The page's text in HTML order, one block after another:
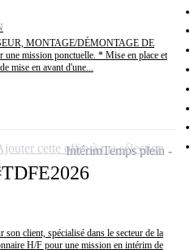
MONTAGE/DÉMONTAGE DE
mission ponctuelle. * Mise en place et
mise en avant d'une...
client, spécialisé dans le secteur de la
H/F pour une mission en intérim de
IntérimTemps plein
cette offre à ma sélection